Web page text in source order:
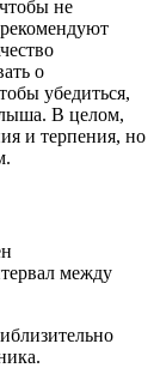
не
о
убедиться,
В целом,
и терпения, но
между